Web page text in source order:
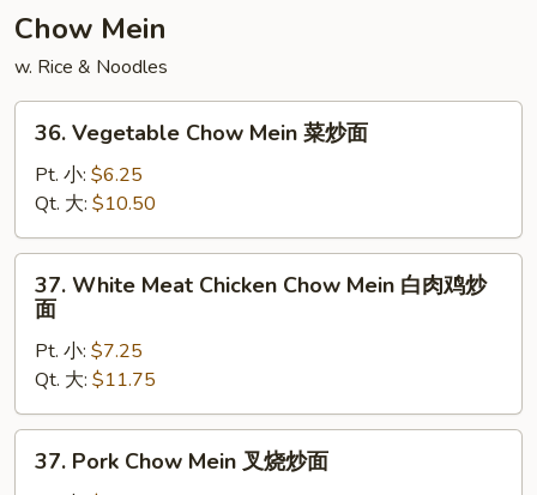
州
炒
饭
Chow Mein
w. Rice & Noodles
Vegetable
Chow
Mein
菜
炒
36. Vegetable Chow Mein 菜炒面
Pt. 小: $6.25
Qt. 大: $10.50
White
Meat
Chicken
Chow
Mein
白
37. White Meat Chicken Chow Mein 白肉鸡炒
面
Pt. 小: $7.25
Qt. 大: $11.75
Pork
37. Pork Chow Mein 叉烧炒面